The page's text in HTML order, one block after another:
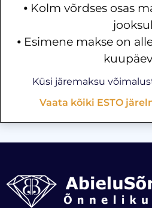
⦁ Kolm võrdses osas
⦁ Esimene makse on
Küsi järemaksu
Vaata kõiki ESTO